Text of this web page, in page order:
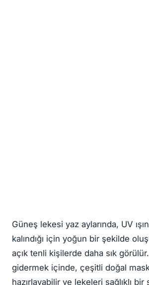
Güneş lekesi yaz aylarında, UV
kalındığı için yoğun bir şekilde
açık tenli kişilerde daha sık
gidermek içinde, çeşitli doğal
hazırlayabilir ve lekeleri sağlıklı bir